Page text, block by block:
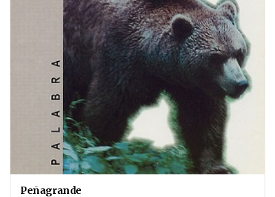
Peñagrande